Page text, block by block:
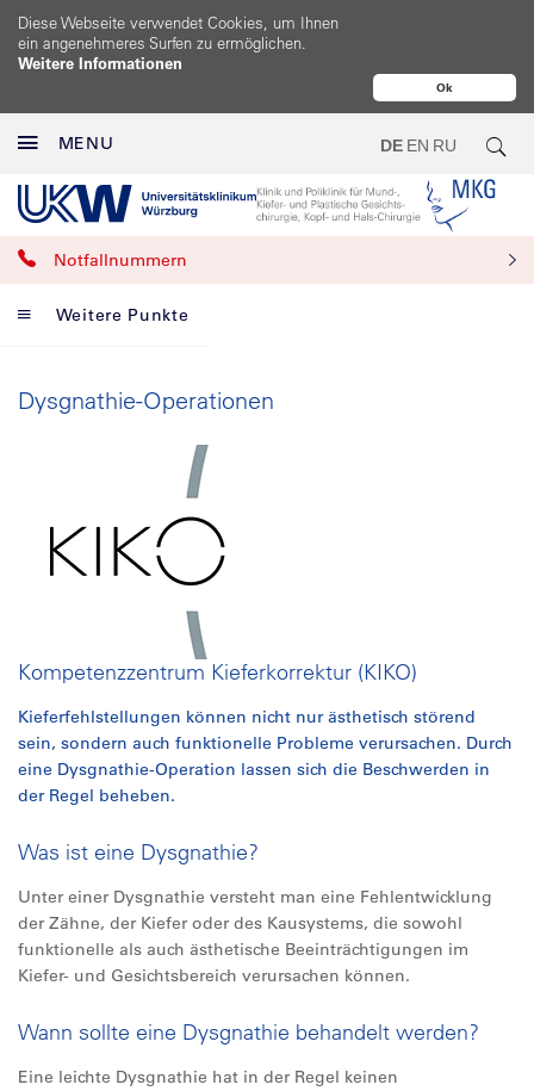
Ok
Diese Webseite verwendet Cookies, um Ihnen
ein angenehmeres Surfen zu ermöglichen.
Weitere Informationen
MENU DE EN RU
Notfallnummern
Weitere Punkte
Dysgnathie-Operationen
Kompetenzzentrum Kieferkorrektur (KIKO)
Kieferfehlstellungen können nicht nur ästhetisch störend
sein, sondern auch funktionelle Probleme verursachen. Durch
eine Dysgnathie-Operation lassen sich die Beschwerden in
der Regel beheben.
Was ist eine Dysgnathie?
Unter einer Dysgnathie versteht man eine Fehlentwicklung
der Zähne, der Kiefer oder des Kausystems, die sowohl
funktionelle als auch ästhetische Beeinträchtigungen im
Kiefer- und Gesichtsbereich verursachen können.
Wann sollte eine Dysgnathie behandelt werden?
Eine leichte Dysgnathie hat in der Regel keinen